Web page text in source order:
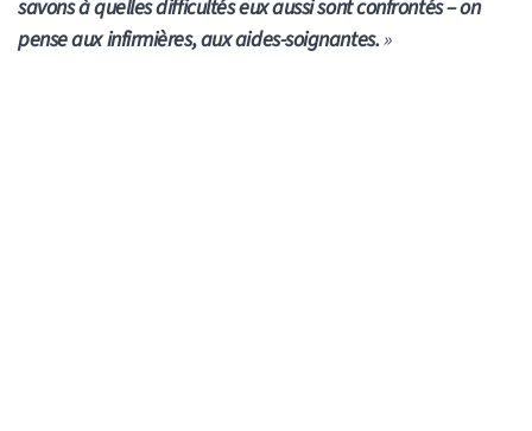
savons à quelles difficultés eux aussi sont confrontés – on
pense aux infirmières, aux aides-soignantes.»